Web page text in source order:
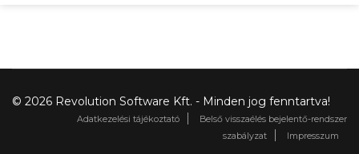
© 2026 Revolution Software Kft. - Minden jog fenntartva!
Adatkezelési tájékoztató
Belső visszaélés bejelentő-rendszer
szabályzat
Impresszum